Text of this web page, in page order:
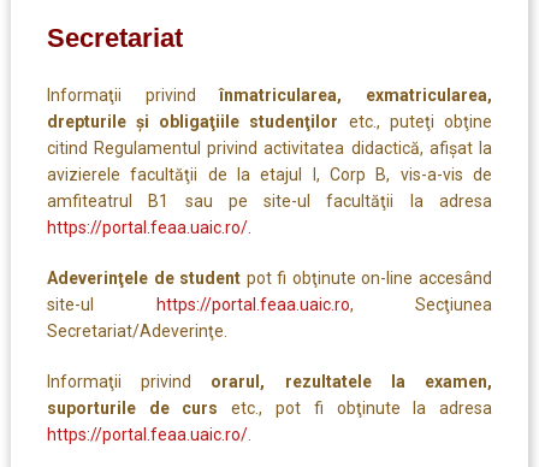
Secretariat
Informaţii privindînmatricularea, exmatricularea,
drepturile şi obligaţiile studenţilor etc., puteţi obţine
citind Regulamentul privind activitatea didactică, afişat la
avizierele facultăţii de la etajul I, Corp B, vis-a-vis de
amfiteatrul B1 sau pe site-ul facultăţii la adresa
https://portal.feaa.uaic.ro/.
Adeverinţele de student pot fi obţinute on-line accesând
site-ul https://portal.feaa.uaic.ro​, Secţiunea
Secretariat/Adeverinţe.
Informaţii privind orarul, rezultatele la examen,
suporturile de cursetc., pot fi obţinute la adresa
https://portal.feaa.uaic.ro/.